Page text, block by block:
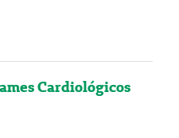
Cardiológicos